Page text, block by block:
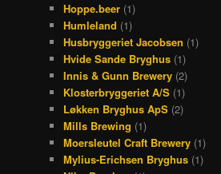
Hoppe.beer (1)
Humleland (1)
Husbryggeriet Jacobsen (1)
Hvide Sande Bryghus (1)
Innis & Gunn Brewery (2)
Klosterbryggeriet A/S (1)
Løkken Bryghus ApS (2)
Mills Brewing (1)
Moersleutel Craft Brewery (1)
Mylius-Erichsen Bryghus (1)